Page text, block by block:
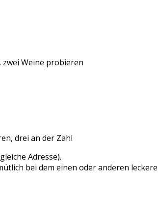
Weine probieren
drei an der Zahl
Adresse).
bei dem einen oder anderen